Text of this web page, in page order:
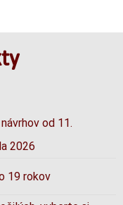
od 11.
2026
19 rokov